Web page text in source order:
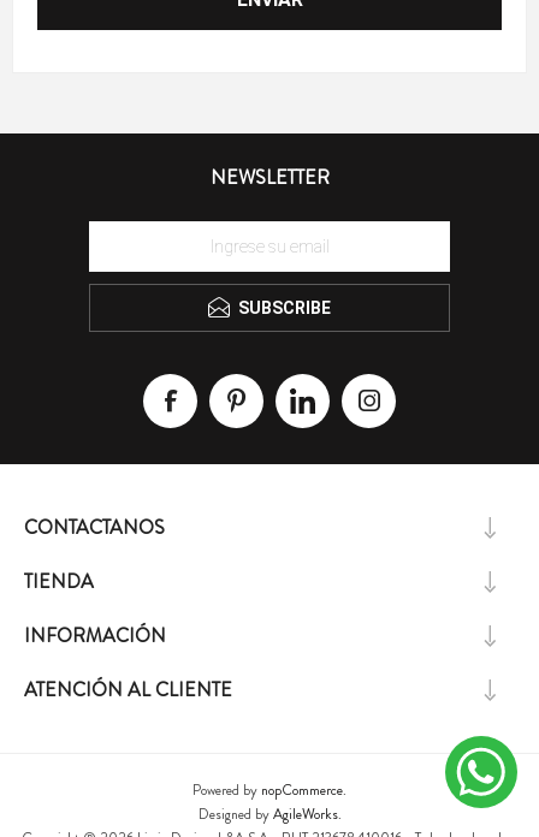
NEWSLETTER
SUBSCRIBE
CONTACTANOS
TIENDA
INFORMACIÓN
ATENCIÓN AL CLIENTE
Powered by nopCommerce.
Designed byAgileWorks.